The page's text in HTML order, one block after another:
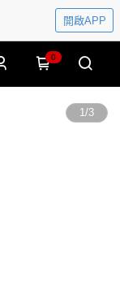
開啟APP
0
1/3